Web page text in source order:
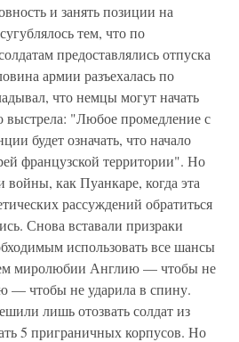
и занять позиции на
тем, что по
предоставлялись отпуска
армии разъехалась по
что немцы могут начать
выстрела: "Любое промедление с
будет означать, что начало
французской территории". Но
войны, как Пуанкаре, когда эта
рассуждений обратиться
Снова вставали призраки
использовать все шансы
миролюбии Англию — чтобы не
— чтобы не ударила в спину.
лишь отозвать солдат из
5 приграничных корпусов. Но